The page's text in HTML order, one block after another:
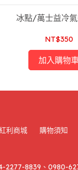
：家電維修，一條龍服務
冰點/萬士益冷
NT$350
加入購物
利商城 購物須知
2277-8839、0980-